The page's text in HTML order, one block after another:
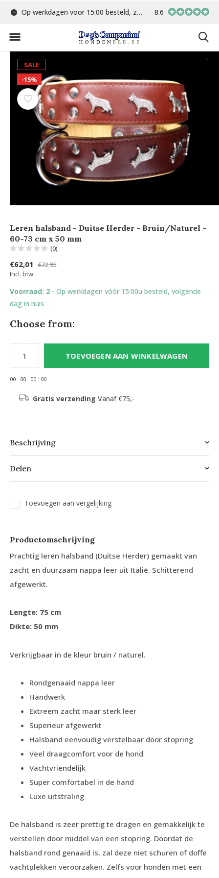
Op werkdagen voor 15:00 besteld, zelfde dag verstuurd Gratis verzending
8.6
SALE
-15%
Leren halsband - Duitse Herder - Bruin/Naturel -
60-73 cm x 50 mm
(0)
€62,01
€72,95
Incl. btw
Voorraad: 2 - Op werkdagen vóór 15:00u besteld, volgende
dag in huis
Choose from:
TOEVOEGEN AAN WINKELWAGEN
00 : 00 : 00 : 00
Gratis verzending Vanaf €75,-
Beschrijving
Delen
Toevoegen aan vergelijking
Productomschrijving
Prachtig leren halsband (Duitse Herder) gemaakt van
zacht en duurzaam nappa leer uit Italië. Schitterend
afgewerkt.
Lengte: 75 cm
Dikte: 50 mm
Verkrijgbaar in de kleur bruin / naturel.
Rondgenaaid nappa leer
Handwerk
Extreem zacht maar sterk leer
Superieur afgewerkt
Halsband eenvoudig verstelbaar door stopring
Veel draagcomfort voor de hond
Vachtvriendelijk
Super comfortabel in de hand
Luxe uitstraling
De halsband is zeer prettig te dragen en gemakkelijk te
verstellen door middel van een stopring. Doordat de
halsband rond genaaid is, zal deze niet schuren of doffe
vachtplekken veroorzaken. Zelfs voor honden met een